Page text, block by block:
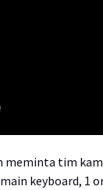
meminta tim
keyboard, 1